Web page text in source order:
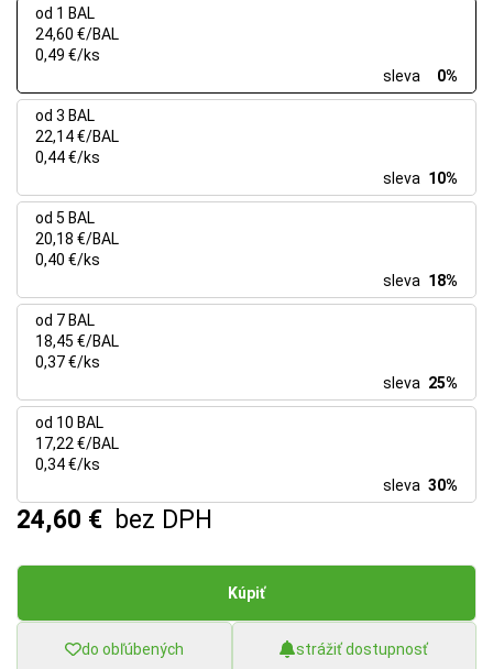
od 1 BAL
24,60 €/BAL
0,49 €/ks
sleva
0%
od 3 BAL
22,14 €/BAL
0,44 €/ks
sleva 10%
od 5 BAL
20,18 €/BAL
0,40 €/ks
sleva 18%
od 7 BAL
18,45 €/BAL
0,37 €/ks
sleva 25%
od 10 BAL
17,22 €/BAL
0,34 €/ks
sleva 30%
24,60 € bez DPH
Kúpiť
do obľúbených strážiť dostupnosť